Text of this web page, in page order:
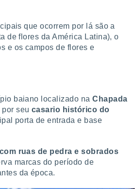
que ocorrem por lá são a
de flores da América Latina), o
e os campos de flores e
baiano localizado naChapada
por seu casario histórico do
porta de entrada e base
ruas de pedra e sobrados
marcas do período de
da época.